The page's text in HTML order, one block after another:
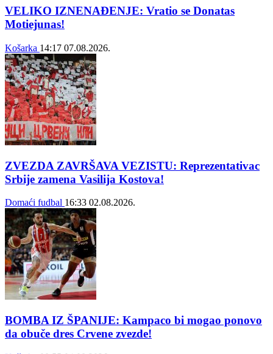
VELIKO IZNENAĐENJE: Vratio se Donatas
Motiejunas!
Košarka 14:17 07.08.2026.
ZVEZDA ZAVRŠAVA VEZISTU: Reprezentativac
Srbije zamena Vasilija Kostova!
Domaći fudbal 16:33 02.08.2026.
BOMBA IZ ŠPANIJE: Kampaco bi mogao ponovo
da obuče dres Crvene zvezde!